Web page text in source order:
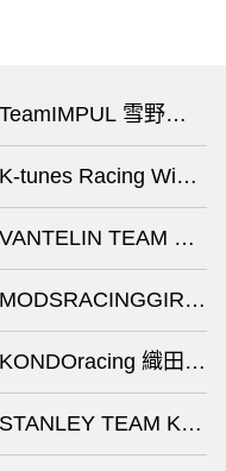
雪野るな
tunes Racing WinG
TEAM
織田真
TEAM